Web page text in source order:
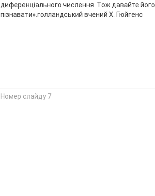
диференціального числення. Тож давайте його
пізнавати».голландський вчений Х. Гюйгенс
Номер слайду 7